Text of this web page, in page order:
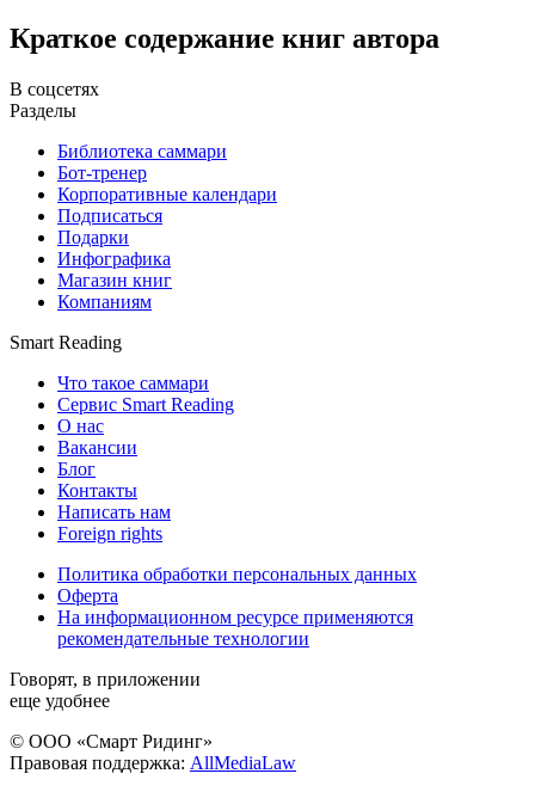
Краткое содержание книг автора
В соцсетях
Разделы
Библиотека саммари
Бот-тренер
Корпоративные календари
Подписаться
Подарки
Инфографика
Магазин книг
Компаниям
Smart Reading
Что такое саммари
Сервис Smart Reading
О нас
Вакансии
Блог
Контакты
Написать нам
Foreign rights
Политика обработки персональных данных
Оферта
На информационном ресурсе применяются
рекомендательные технологии
Говорят, в приложении
еще удобнее
© ООО «Смарт Ридинг»
Правовая поддержка: AllMediaLaw